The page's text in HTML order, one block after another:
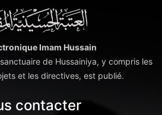
Imam Hussain
de Hussainiya, y compris les
et les directives, est publié.
contacter